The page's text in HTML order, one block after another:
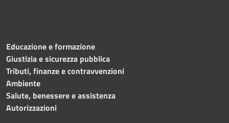
Educazione e formazione
Giustizia e sicurezza pubblica
Tributi, finanze e contravvenzioni
Ambiente
Salute, benessere e assistenza
Autorizzazioni